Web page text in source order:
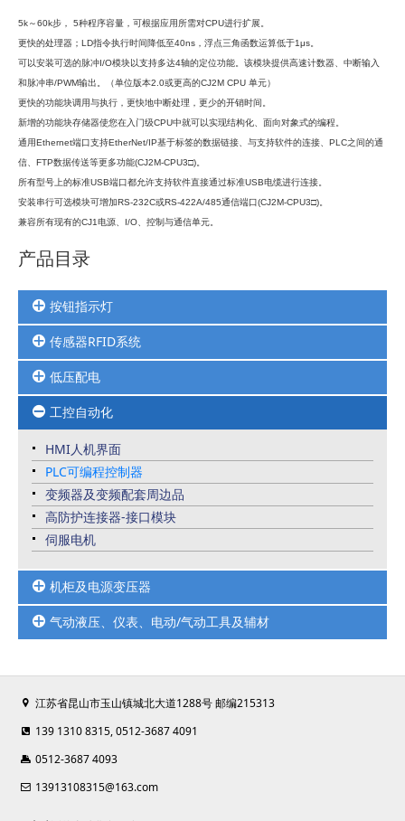
5k～60k步， 5种程序容量，可根据应用所需对CPU进行扩展。
更快的处理器；LD指令执行时间降低至40ns，浮点三角函数运算低于1μs。
可以安装可选的脉冲I/O模块以支持多达4轴的定位功能。该模块提供高速计数器、中断输入
和脉冲串/PWM输出。（单位版本2.0或更高的CJ2M CPU 单元）
更快的功能块调用与执行，更快地中断处理，更少的开销时间。
新增的功能块存储器使您在入门级CPU中就可以实现结构化、面向对象式的编程。
通用Ethernet端口支持EtherNet/IP基于标签的数据链接、与支持软件的连接、PLC之间的通
信、FTP数据传送等更多功能(CJ2M-CPU3□)。
所有型号上的标准USB端口都允许支持软件直接通过标准USB电缆进行连接。
安装串行可选模块可增加RS-232C或RS-422A/485通信端口(CJ2M-CPU3□)。
兼容所有现有的CJ1电源、I/O、控制与通信单元。
产品目录
按钮指示灯
按钮
三色灯
选择开关
指示灯
传感器RFID系统
安全光幕扫描器
编码器计数器
光电光纤接近限位压力传感器
位移传感器及RFID系统
低压配电
继电器
框架断路器
马达保护
热继
熔断器
塑壳断路器
微型断路器
信号隔离/安全栅/电涌保护器
工控自动化
HMI人机界面
PLC可编程控制器
变频器及变频配套周边品
高防护连接器-接口模块
伺服电机
机柜及电源变压器
UPS不间断电源/开关电源
机柜空调
以太网交换机
气动液压、仪表、电动/气动工具及辅材
气缸气阀真空元件
压力温度液位仪表
扎带线槽端子
江苏省昆山市玉山镇城北大道1288号 邮编215313
139 1310 8315, 0512-3687 4091
0512-3687 4093
13913108315@163.com